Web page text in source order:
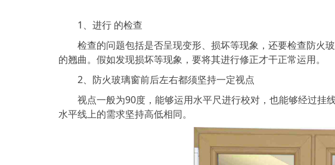
1、进行 的检查
检查的问题包括是否呈现变形、损坏等现象，还要检查防火
的翘曲。假如发现损坏等现象，要将其进行修正才干正常运用。
2、防火玻璃窗前后左右都须坚持一定视点
视点一般为90度，能够运用水平尺进行校对，也能够经过挂
水平线上的需求坚持高低相同。